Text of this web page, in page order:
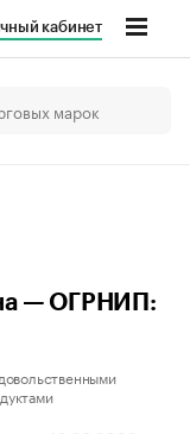
кабинет
— ОГРНИП: